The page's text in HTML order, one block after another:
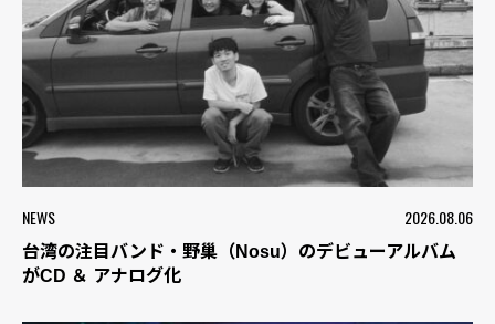
NEWS 2026.08.06
台湾の注目バンド・野巢（Nosu）のデビューアルバム
がCD ＆ アナログ化